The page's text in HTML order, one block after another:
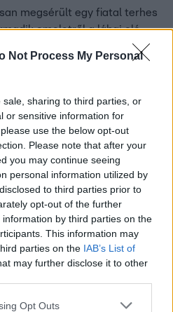
Not Process My Personal
sharing to third parties, or
or sensitive information for
use the below opt-out
Please note that after your
you may continue seeing
personal information utilized by
to third parties prior to
opt-out of the further
by third parties on the
This information may
parties on the IAB’s List of
may further disclose it to other
app uses one or more Google
Opt Outs
megsérült egy fiatal terhes
emeletről a lábai elé
törtek be a házba, és
miközben a gyerekek